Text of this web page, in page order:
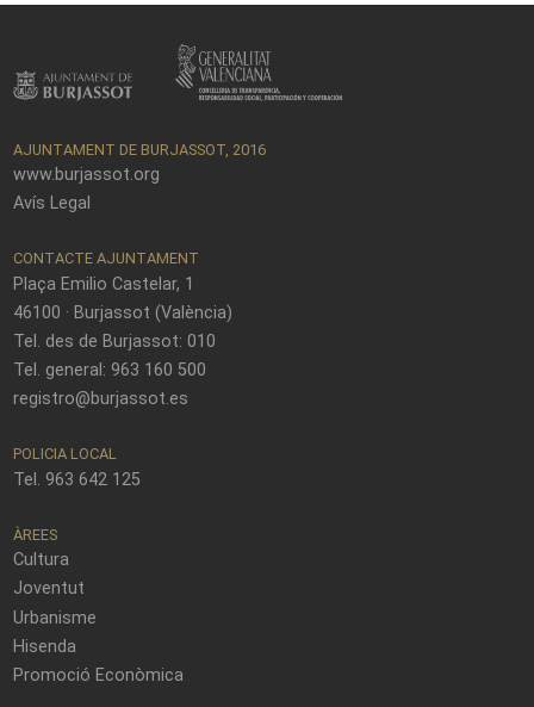
AJUNTAMENT DE BURJASSOT, 2016
www.burjassot.org
Avís Legal
CONTACTE AJUNTAMENT
Plaça Emilio Castelar, 1
46100 · Burjassot (València)
Tel. des de Burjassot: 010
Tel. general: 963 160 500
registro@burjassot.es
POLICIA LOCAL
Tel. 963 642 125
ÀREES
Cultura
Joventut
Urbanisme
Hisenda
Promoció Econòmica